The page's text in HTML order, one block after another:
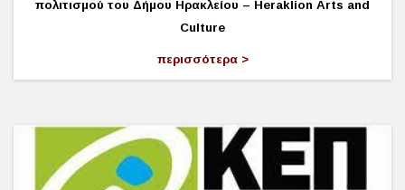
πολιτισμού του Δήμου Ηρακλείου – Heraklion Arts and
Culture
περισσότερα